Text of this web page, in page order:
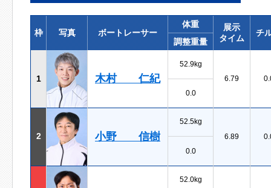
枠 写真 ボートレーサー
体重
展示
タイム
チ
調整重量
1 木村 仁紀
52.9kg
6.79
0.0
2 小野 信樹
52.5kg
6.89
0.0
52.0kg